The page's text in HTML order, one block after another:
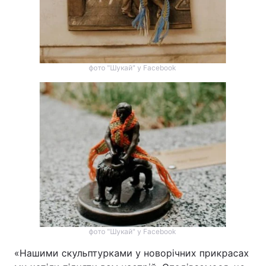
фото "Шукай" у Facebook
фото "Шукай" у Facebook
«Нашими скульптурками у новорічних прикрасах